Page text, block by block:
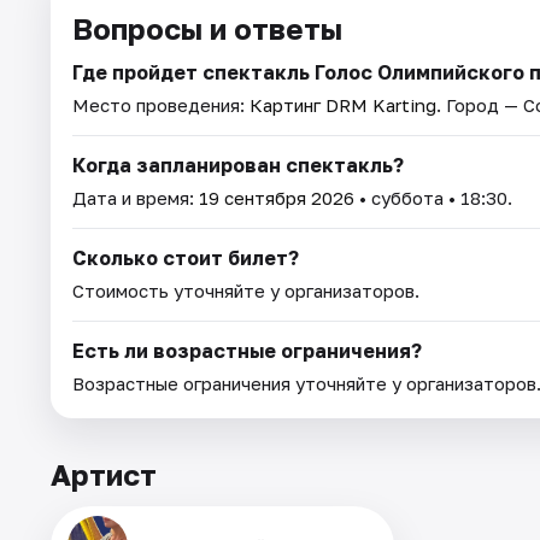
Вопросы и ответы
Где пройдет спектакль Голос Олимпийского
Место проведения: Картинг DRM Karting. Город —
Когда запланирован спектакль?
Дата и время: 19 сентября 2026 • суббота • 18:30.
Сколько стоит билет?
Стоимость уточняйте у организаторов.
Есть ли возрастные ограничения?
Возрастные ограничения уточняйте у организаторов.
Артист